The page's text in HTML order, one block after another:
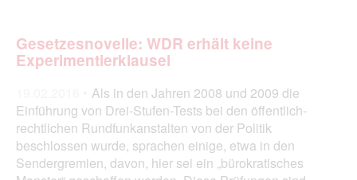
Gesetzesnovelle: WDR erhält keine
Experimentierklausel
Als in den Jahren 2008 und 2009 die
Einführung von Drei-Stufen-Tests bei den öffentlich-
rechtlichen Rundfunkanstalten von der Politik
beschlossen wurde, sprachen einige, etwa in den
Sendergremien, davon, hier sei ein „bürokratisches